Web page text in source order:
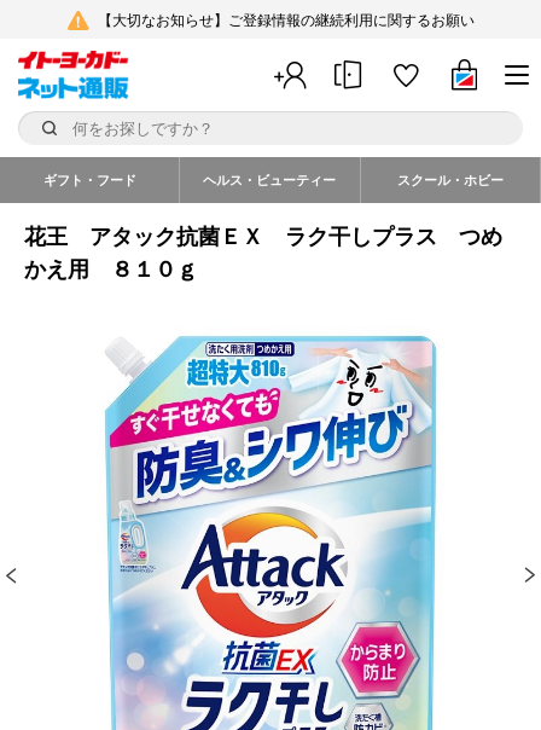
【大切なお知らせ】ご登録情報の継続利用に関するお願い
ギフト・フード ヘルス・ビューティー スクール・ホビー
花王 アタック抗菌ＥＸ ラク干しプラス つめ
かえ用 ８１０ｇ